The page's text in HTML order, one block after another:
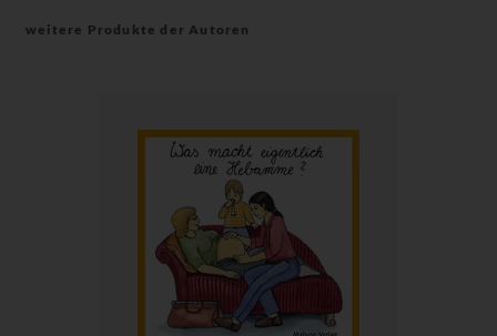
weitere Produkte der Autoren